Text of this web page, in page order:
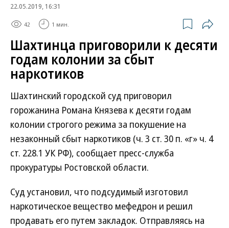
22.05.2019, 16:31
42 1 мин.
Шахтинца приговорили к десяти
годам колонии за сбыт
наркотиков
Шахтинский городской суд приговорил
горожанина Романа Князева к десяти годам
колонии строгого режима за покушение на
незаконный сбыт наркотиков (ч. 3 ст. 30 п. «г» ч. 4
ст. 228.1 УК РФ), сообщает пресс-служба
прокуратуры Ростовской области.
Суд установил, что подсудимый изготовил
наркотическое вещество мефедрон и решил
продавать его путем закладок. Отправляясь на